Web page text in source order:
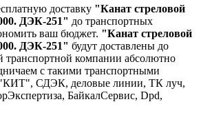
доставку "Канат стреловой
ДЭК-251" до транспортных
ваш бюджет. "Канат стреловой
ДЭК-251" будут доставлены до
транспортной компании абсолютно
с такими транспортными
СДЭК, деловые линии, ТК луч,
БайкалСервис, Dpd,